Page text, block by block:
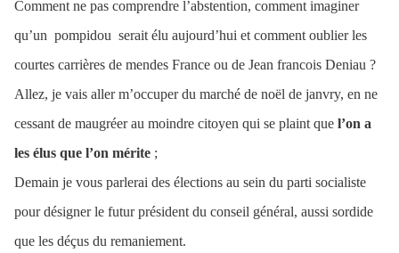
Comment ne pas comprendre l’abstention, comment imaginer
qu’un pompidou serait élu aujourd’hui et comment oublier les
courtes carrières de mendes France ou de Jean francois Deniau ?
Allez, je vais aller m’occuper du marché de noël de janvry, en ne
cessant de maugréer au moindre citoyen qui se plaint que l’on a
les élus que l’on mérite ;
Demain je vous parlerai des élections au sein du parti socialiste
pour désigner le futur président du conseil général, aussi sordide
que les déçus du remaniement.